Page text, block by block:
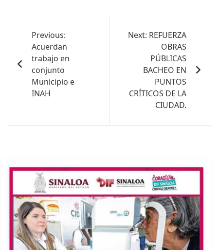
entradas
Previous:
Acuerdan
trabajo en
conjunto
Municipio e
INAH
Next: REFUERZA
OBRAS
PÚBLICAS
BACHEO EN
PUNTOS
CRÍTICOS DE LA
CIUDAD.